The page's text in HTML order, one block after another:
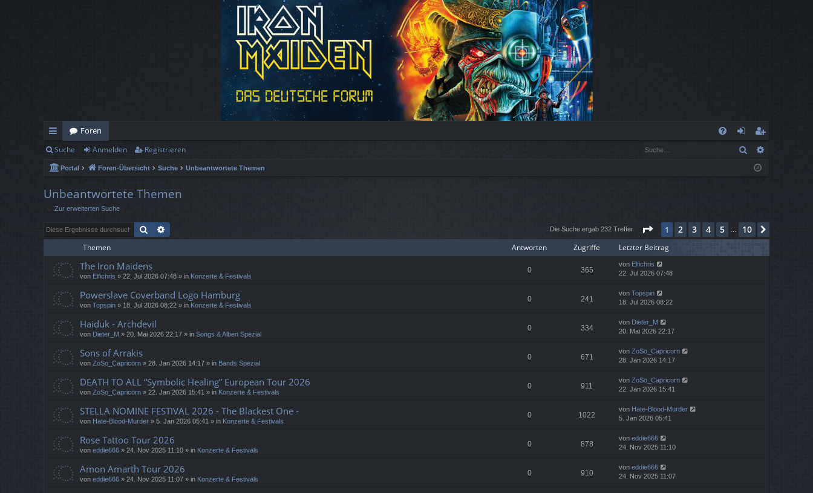
ch
ne
llz
ug
rif
Foren
n
n
eg
ist
n
Suche Anmelden Registrieren Suche
Portal Foren-Übersicht Suche Unbeantwortete Themen
Unbeantwortete Themen
Zur erweiterten Suche
Suche Die Suche ergab 232 Treffer Seite 1von 10
1 2 3 4 5 … 10
Themen Antworten Zugriffe Letzter Beitrag
The Iron Maidens
von Elfichris » 22. Jul 2026 07:48 » in Konzerte & Festivals
0 365
von Elfichris
22. Jul 2026 07:48
Powerslave Coverband Logo Hamburg
von Topspin » 18. Jul 2026 08:22 » in Konzerte & Festivals
0 241
von Topspin
18. Jul 2026 08:22
Haiduk - Archdevil
von Dieter_M » 20. Mai 2026 22:17 » in Songs & Alben Spezial
0 334
von Dieter_M
20. Mai 2026 22:17
Sons of Arrakis
von ZoSo_Capricorn » 28. Jan 2026 14:17 » in Bands Spezial
0 671
von ZoSo_Capricorn
28. Jan 2026 14:17
DEATH TO ALL “Symbolic Healing” European Tour 2026
von ZoSo_Capricorn » 22. Jan 2026 15:41 » in Konzerte & Festivals
0 911
von ZoSo_Capricorn
22. Jan 2026 15:41
STELLA NOMINE FESTIVAL 2026 - The Blackest One -
von Hate-Blood-Murder » 5. Jan 2026 05:41 » in Konzerte & Festivals
0 1022
von Hate-Blood-Murder
5. Jan 2026 05:41
Rose Tattoo Tour 2026
von eddie666 » 24. Nov 2025 11:10 » in Konzerte & Festivals
0 878
von eddie666
24. Nov 2025 11:10
Amon Amarth Tour 2026
von eddie666 » 24. Nov 2025 11:07 » in Konzerte & Festivals
0 910
von eddie666
24. Nov 2025 11:07